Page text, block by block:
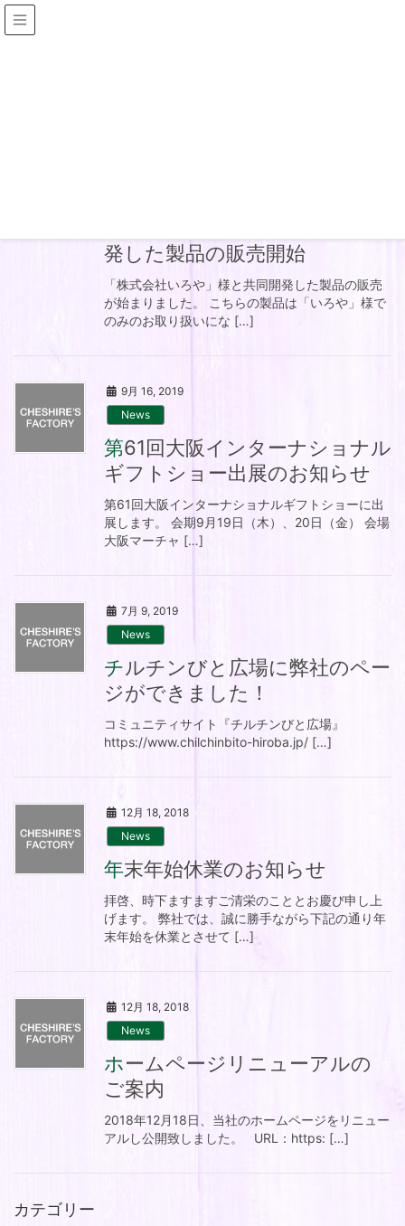
発した製品の販売開始
「株式会社いろや」様と共同開発した製品の販売
が始まりました。 こちらの製品は「いろや」様で
のみのお取り扱いにな […]
9月 16, 2019
News
第61回大阪インターナショナル
ギフトショー出展のお知らせ
第61回大阪インターナショナルギフトショーに出
展します。 会期9月19日（木）、20日（金） 会場
大阪マーチャ […]
7月 9, 2019
News
チルチンびと広場に弊社のペー
ジができました！
コミュニティサイト『チルチンびと広場』
https://www.chilchinbito-hiroba.jp/ […]
12月 18, 2018
News
年末年始休業のお知らせ
拝啓、時下ますますご清栄のこととお慶び申し上
げます。 弊社では、誠に勝手ながら下記の通り年
末年始を休業とさせて […]
12月 18, 2018
News
ホームページリニューアルの
ご案内
2018年12月18日、当社のホームページをリニュー
アルし公開致しました。 URL：https: […]
カテゴリー